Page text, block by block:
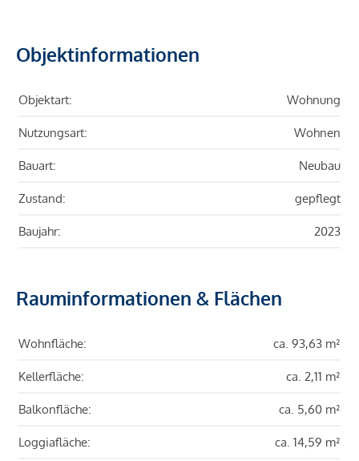
Objektinformationen
Objektart: Wohnung
Nutzungsart: Wohnen
Bauart: Neubau
Zustand: gepflegt
Baujahr: 2023
Rauminformationen & Flächen
Wohnfläche: ca. 93,63 m²
Kellerfläche: ca. 2,11 m²
Balkonfläche: ca. 5,60 m²
Loggiafläche: ca. 14,59 m²